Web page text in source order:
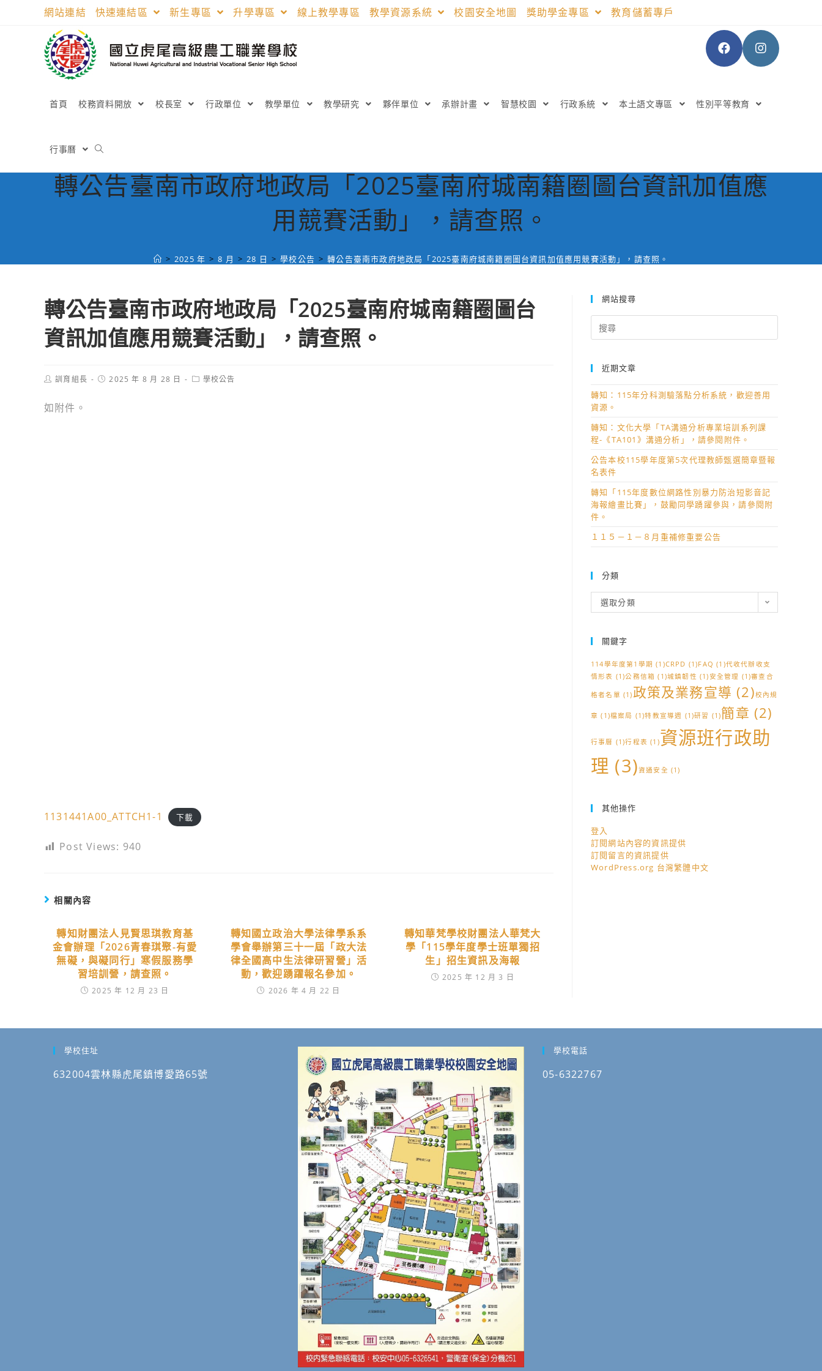
網站連結 快速連結區 新生專區 升學專區 線上教學專區 教學資源系統 校園安全地圖 獎助學金專區 教育儲蓄專戶
首頁 校務資料開放 校長室 行政單位 教學單位 教學研究 夥伴單位 承辦計畫 智慧校園 行政系統 本土語文專區 性別平等教育
行事曆
轉公告臺南市政府地政局「2025臺南府城南籍圈圖台資訊加值應
用競賽活動」，請查照。
> 2025 年 > 8 月 > 28 日 > 學校公告 > 轉公告臺南市政府地政局「2025臺南府城南籍圈圖台資訊加值應用競賽活動」，請查照。
轉公告臺南市政府地政局「2025臺南府城南籍圈圖台
資訊加值應用競賽活動」，請查照。
Post訓育組長
Post2025 年 8 月 28 日
Post學校公告
如附件。
1131441A00_ATTCH1-1 下載
Post Views: 940
相關內容
轉知財團法人見賢思琪教育基
金會辦理「2026青春琪聚-有愛
無礙，與礙同行」寒假服務學
習培訓營，請查照。
2025 年 12 月 23 日
轉知國立政治大學法律學系系
學會舉辦第三十一屆「政大法
律全國高中生法律研習營」活
動，歡迎踴躍報名參加。
2026 年 4 月 22 日
轉知華梵學校財團法人華梵大
學「115學年度學士班單獨招
生」招生資訊及海報
2025 年 12 月 3 日
網站搜尋
for:
近期文章
轉知：115年分科測驗落點分析系統，歡迎善用
資源。
轉知：文化大學「TA溝通分析專業培訓系列課
程-《TA101》溝通分析」，請參閱附件。
公告本校115學年度第5次代理教師甄選簡章暨報
名表件
轉知「115年度數位網路性別暴力防治短影音記
海報繪畫比賽」，鼓勵同學踴躍參與，請參閱附
件。
１１５－１－８月重補修重要公告
分類
類
選取分類
關鍵字
114學年度第1學期 (1)CRPD (1)FAQ (1)代收代辦收支
情形表 (1)公務信箱 (1)城鎮韌性 (1)安全管理 (1)審查合
格者名單 (1)政策及業務宣導 (2)校內規
章 (1)檔案局 (1)特教宣導週 (1)研習 (1)簡章 (2)
行事曆 (1)行程表 (1)資源班行政助
理 (3)資通安全 (1)
其他操作
登入
訂閱網站內容的資訊提供
訂閱留言的資訊提供
WordPress.org 台灣繁體中文
學校住址
632004雲林縣虎尾鎮博愛路65號
學校電話
05-6322767